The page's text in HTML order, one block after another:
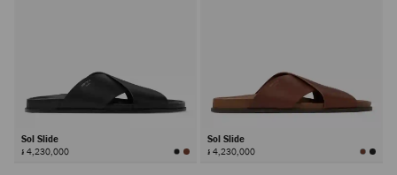
Sol Slide
៛ 4,230,000
Sol Slide
៛ 4,230,000